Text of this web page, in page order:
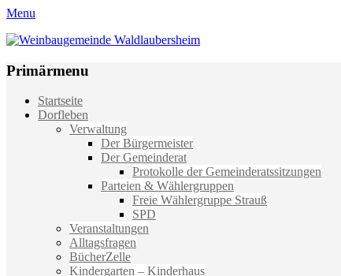
Menu
Weinbaugemeinde Waldlaubersheim
Primärmenu
Weiter
zum
Startseite
Dorfleben
Verwaltung
Der Bürgermeister
Der Gemeinderat
Protokolle der Gemeinderatssitzungen
Parteien & Wählergruppen
Freie Wählergruppe Strauß
SPD
Veranstaltungen
Alltagsfragen
BücherZelle
Kindergarten – Kinderhaus